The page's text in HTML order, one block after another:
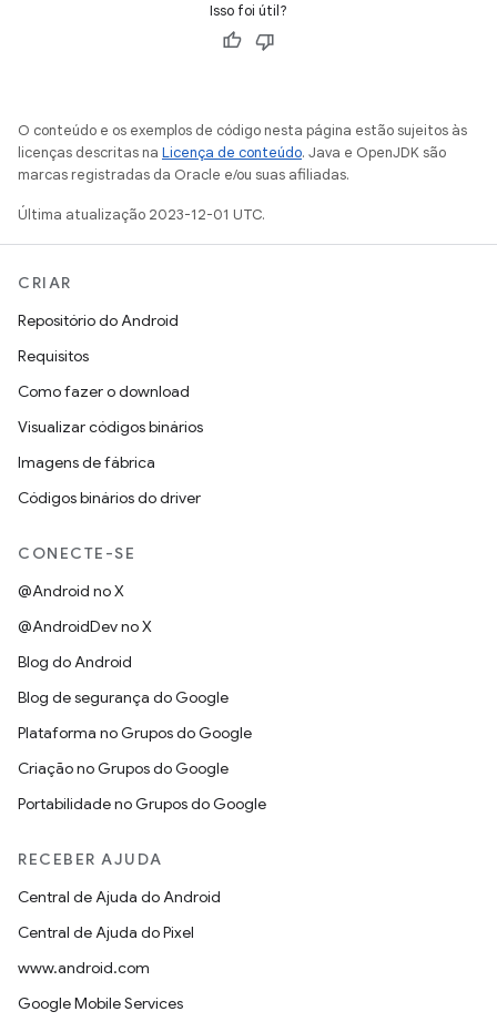
Isso foi útil?
O conteúdo e os exemplos de código nesta página estão sujeitos às
licenças descritas na Licença de conteúdo. Java e OpenJDK são
marcas registradas da Oracle e/ou suas afiliadas.
Última atualização 2023-12-01 UTC.
CRIAR
Repositório do Android
Requisitos
Como fazer o download
Visualizar códigos binários
Imagens de fábrica
Códigos binários do driver
CONECTE-SE
@Android no X
@AndroidDev no X
Blog do Android
Blog de segurança do Google
Plataforma no Grupos do Google
Criação no Grupos do Google
Portabilidade no Grupos do Google
RECEBER AJUDA
Central de Ajuda do Android
Central de Ajuda do Pixel
www.android.com
Google Mobile Services